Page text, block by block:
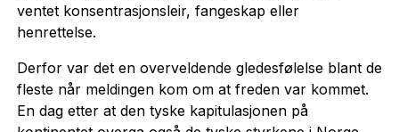
ventet konsentrasjonsleir, fangeskap eller
henrettelse.
Derfor var det en overveldende gledesfølelse blant de
fleste når meldingen kom om at freden var kommet.
En dag etter at den tyske kapitulasjonen på